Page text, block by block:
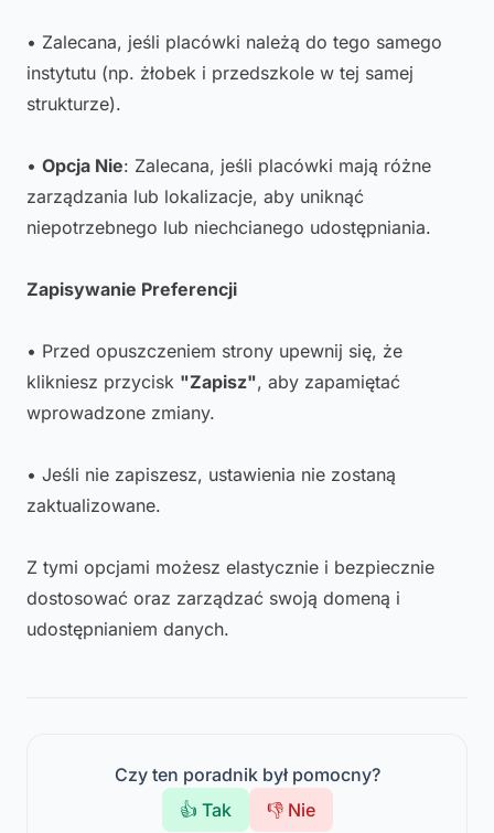
• Zalecana, jeśli placówki należą do tego samego
instytutu (np. żłobek i przedszkole w tej samej
strukturze).
• Opcja Nie: Zalecana, jeśli placówki mają różne
zarządzania lub lokalizacje, aby uniknąć
niepotrzebnego lub niechcianego udostępniania.
Zapisywanie Preferencji
• Przed opuszczeniem strony upewnij się, że
klikniesz przycisk "Zapisz", aby zapamiętać
wprowadzone zmiany.
• Jeśli nie zapiszesz, ustawienia nie zostaną
zaktualizowane.
Z tymi opcjami możesz elastycznie i bezpiecznie
dostosować oraz zarządzać swoją domeną i
udostępnianiem danych.
Czy ten poradnik był pomocny?
👍 Tak
👎 Nie